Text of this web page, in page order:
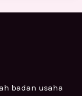
badan usaha